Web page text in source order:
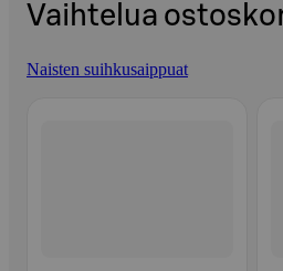
Vaihtelua
Naisten suihkusaippuat